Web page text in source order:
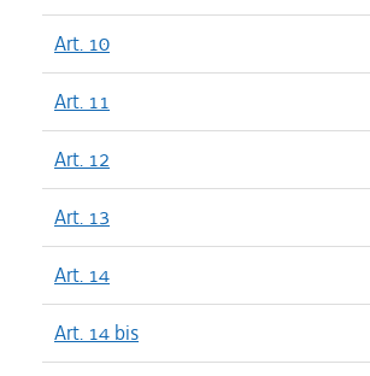
Art. 10
Art. 11
Art. 12
Art. 13
Art. 14
Art. 14 bis